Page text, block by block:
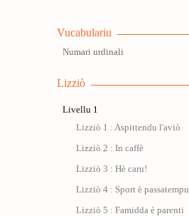
Vucabulariu
Numari urdinali
Lizziò
Livellu 1
Lizziò 1 : Aspittendu l'aviò
Lizziò 2 : In caffè
Lizziò 3 : Hè caru!
Lizziò 4 : Sport è passatempu
Lizziò 5 : Famidda è parenti